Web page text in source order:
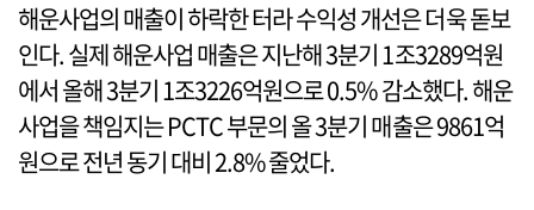
해운사업의 매출이 하락한 터라 수익성 개선은 더욱 돋보
인다. 실제 해운사업 매출은 지난해 3분기 1조3289억원
에서 올해 3분기 1조3226억원으로 0.5% 감소했다. 해운
사업을 책임지는 PCTC 부문의 올 3분기 매출은 9861억
원으로 전년 동기 대비 2.8% 줄었다.